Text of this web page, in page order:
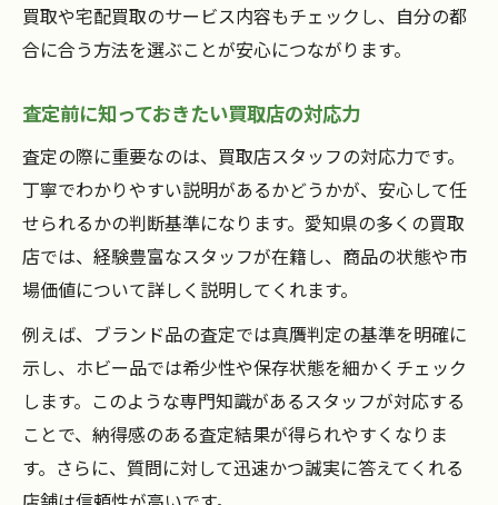
買取や宅配買取のサービス内容もチェックし、自分の都
合に合う方法を選ぶことが安心につながります。
査定前に知っておきたい買取店の対応力
査定の際に重要なのは、買取店スタッフの対応力です。
丁寧でわかりやすい説明があるかどうかが、安心して任
せられるかの判断基準になります。愛知県の多くの買取
店では、経験豊富なスタッフが在籍し、商品の状態や市
場価値について詳しく説明してくれます。
例えば、ブランド品の査定では真贋判定の基準を明確に
示し、ホビー品では希少性や保存状態を細かくチェック
します。このような専門知識があるスタッフが対応する
ことで、納得感のある査定結果が得られやすくなりま
す。さらに、質問に対して迅速かつ誠実に答えてくれる